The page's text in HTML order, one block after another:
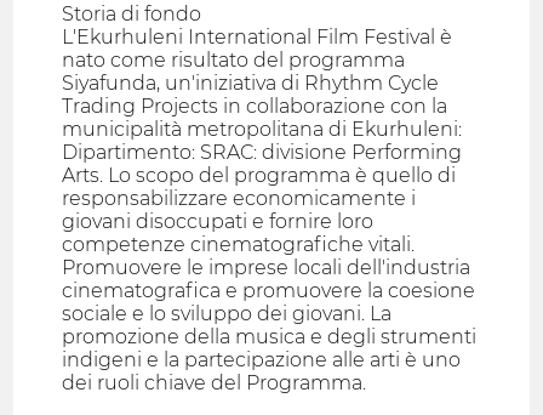
Storia di fondo
L'Ekurhuleni International Film Festival è
nato come risultato del programma
Siyafunda, un'iniziativa di Rhythm Cycle
Trading Projects in collaborazione con la
municipalità metropolitana di Ekurhuleni:
Dipartimento: SRAC: divisione Performing
Arts. Lo scopo del programma è quello di
responsabilizzare economicamente i
giovani disoccupati e fornire loro
competenze cinematografiche vitali.
Promuovere le imprese locali dell'industria
cinematografica e promuovere la coesione
sociale e lo sviluppo dei giovani. La
promozione della musica e degli strumenti
indigeni e la partecipazione alle arti è uno
dei ruoli chiave del Programma.